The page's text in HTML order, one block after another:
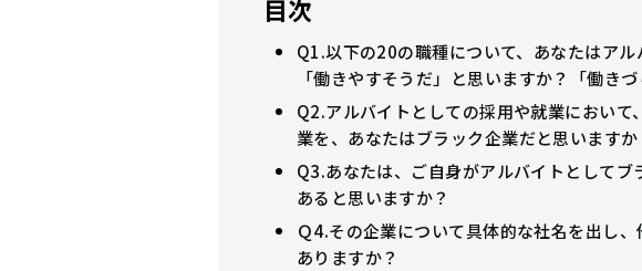
目次
Q1.以下の20の職種について、あなたはア
「働きやすそうだ」と思いますか？「働き
Q2.アルバイトとしての採用や就業において
業を、あなたはブラック企業だと思いますか
Q3.あなたは、ご自身がアルバイトとしてブ
あると思いますか？
Ｑ4.その企業について具体的な社名を出し
ありますか？